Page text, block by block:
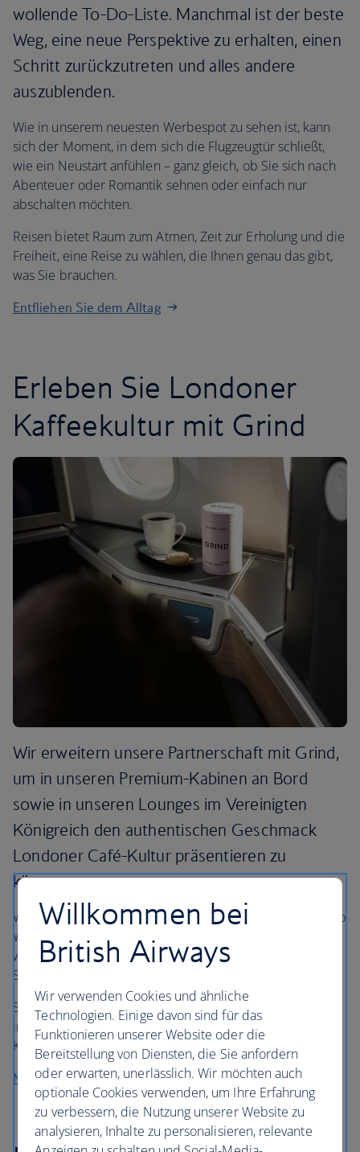
wollende To-Do-Liste. Manchmal ist der beste
Weg, eine neue Perspektive zu erhalten, einen
Schritt zurückzutreten und alles andere
auszublenden.
Wie in unserem neuesten Werbespot zu sehen ist, kann
sich der Moment, in dem sich die Flugzeugtür schließt,
wie ein Neustart anfühlen – ganz gleich, ob Sie sich nach
Abenteuer oder Romantik sehnen oder einfach nur
abschalten möchten.
Reisen bietet Raum zum Atmen, Zeit zur Erholung und die
Freiheit, eine Reise zu wählen, die Ihnen genau das gibt,
was Sie brauchen.
Entfliehen Sie dem Alltag
Erleben Sie Londoner
Kaffeekultur mit Grind
Wir erweitern unsere Partnerschaft mit Grind,
um in unseren Premium-Kabinen an Bord
sowie in unseren Lounges im Vereinigten
Königreich den authentischen Geschmack
Londoner Café-Kultur präsentieren zu
können.
Wir servieren unsere exklusive Grind-Röstung jetzt in Club
World und Club Europe. In First können unsere Kunden
während des Fluges zwischen den beliebten Grind-
Sorten House Blend oder Decaf Blend wählen.
Sie können vor Ihrem Abflug auch eine Tasse (oder zwei)
in unseren First- und Business-Lounges im Vereinigten
Königreich genießen.
Mehr erfahren über Grind
Willkommen bei
British Airways
Wir verwenden Cookies und ähnliche
Technologien. Einige davon sind für das
Funktionieren unserer Website oder die
Bereitstellung von Diensten, die Sie anfordern
oder erwarten, unerlässlich. Wir möchten auch
optionale Cookies verwenden, um Ihre Erfahrung
zu verbessern, die Nutzung unserer Website zu
analysieren, Inhalte zu personalisieren, relevante